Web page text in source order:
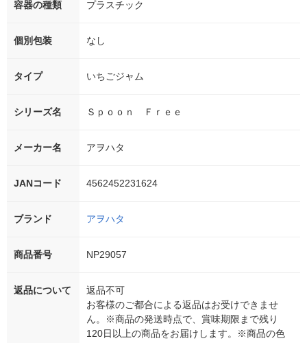
容器の種類 プラスチック
個別包装 なし
タイプ いちごジャム
シリーズ名 Ｓｐｏｏｎ Ｆｒｅｅ
メーカー名 アヲハタ
JANコード 4562452231624
ブランド アヲハタ
商品番号 NP29057
返品について
返品不可
お客様のご都合による返品はお受けできませ
ん。※商品の発送時点で、賞味期限まで残り
120日以上の商品をお届けします。※商品の色